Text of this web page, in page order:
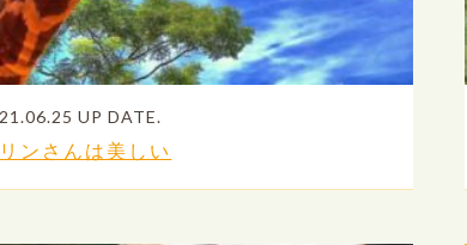
UP DATE.
ンさんは美しい